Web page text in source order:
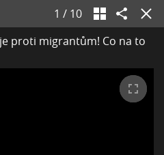
1 / 10
proti migrantům! Co na to